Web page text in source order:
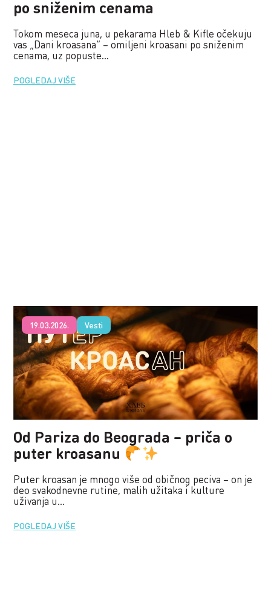
po sniženim cenama
Tokom meseca juna, u pekarama Hleb & Kifle očekuju
vas „Dani kroasana“ – omiljeni kroasani po sniženim
cenama, uz popuste...
POGLEDAJ VIŠE
19.03.2026. Vesti
Od Pariza do Beograda – priča o
puter kroasanu
Puter kroasan je mnogo više od običnog peciva – on je
deo svakodnevne rutine, malih užitaka i kulture
uživanja u...
POGLEDAJ VIŠE